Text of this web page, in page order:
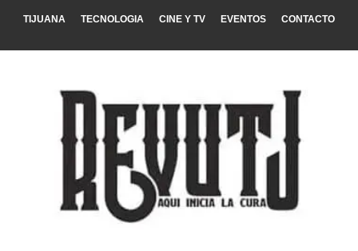
TIJUANA TECNOLOGIA CINE Y TV EVENTOS CONTACTO